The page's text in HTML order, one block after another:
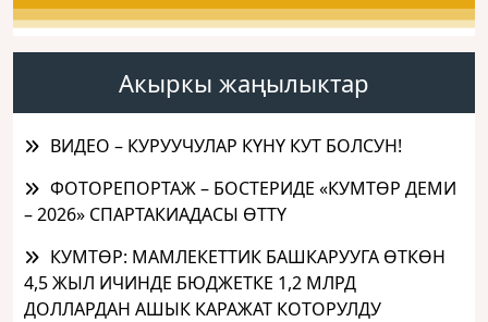
Акыркы жаңылыктар
ВИДЕО – КУРУУЧУЛАР КҮНҮ КУТ БОЛСУН!
ФОТОРЕПОРТАЖ – БОСТЕРИДЕ «КУМТӨР ДЕМИ
– 2026» СПАРТАКИАДАСЫ ӨТТҮ
КУМТӨР: МАМЛЕКЕТТИК БАШКАРУУГА ӨТКӨН
4,5 ЖЫЛ ИЧИНДЕ БЮДЖЕТКЕ 1,2 МЛРД
ДОЛЛАРДАН АШЫК КАРАЖАТ КОТОРУЛДУ